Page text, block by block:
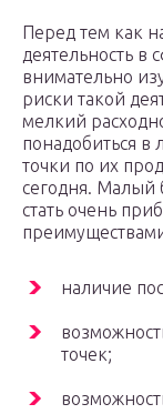
Перед тем как
деятельность в
внимательно
риски такой
мелкий
понадобиться
точки по их
сегодня. Малый
стать очень
наличие
точек;